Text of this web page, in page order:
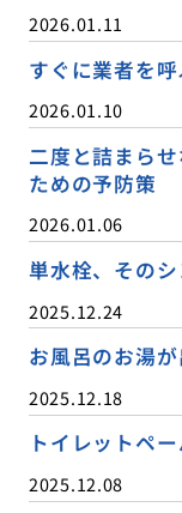
2026.01.11
すぐに業者を
2026.01.10
二度と詰まら
ための予防策
2026.01.06
単水栓、その
2025.12.24
お風呂のお湯
2025.12.18
トイレットペ
2025.12.08